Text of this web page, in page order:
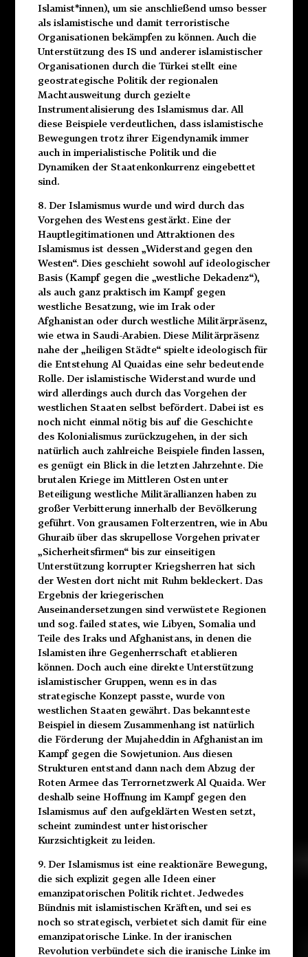
Islamist*innen), um sie anschließend umso besser
als islamistische und damit terroristische
Organisationen bekämpfen zu können. Auch die
Unterstützung des IS und anderer islamistischer
Organisationen durch die Türkei stellt eine
geostrategische Politik der regionalen
Machtausweitung durch gezielte
Instrumentalisierung des Islamismus dar. All
diese Beispiele verdeutlichen, dass islamistische
Bewegungen trotz ihrer Eigendynamik immer
auch in imperialistische Politik und die
Dynamiken der Staatenkonkurrenz eingebettet
sind.
8. Der Islamismus wurde und wird durch das
Vorgehen des Westens gestärkt. Eine der
Hauptlegitimationen und Attraktionen des
Islamismus ist dessen „Widerstand gegen den
Westen“. Dies geschieht sowohl auf ideologischer
Basis (Kampf gegen die „westliche Dekadenz“),
als auch ganz praktisch im Kampf gegen
westliche Besatzung, wie im Irak oder
Afghanistan oder durch westliche Militärpräsenz,
wie etwa in Saudi-Arabien. Diese Militärpräsenz
nahe der „heiligen Städte“ spielte ideologisch für
die Entstehung Al Quaidas eine sehr bedeutende
Rolle. Der islamistische Widerstand wurde und
wird allerdings auch durch das Vorgehen der
westlichen Staaten selbst befördert. Dabei ist es
noch nicht einmal nötig bis auf die Geschichte
des Kolonialismus zurückzugehen, in der sich
natürlich auch zahlreiche Beispiele finden lassen,
es genügt ein Blick in die letzten Jahrzehnte. Die
brutalen Kriege im Mittleren Osten unter
Beteiligung westliche Militärallianzen haben zu
großer Verbitterung innerhalb der Bevölkerung
geführt. Von grausamen Folterzentren, wie in Abu
Ghuraib über das skrupellose Vorgehen privater
„Sicherheitsfirmen“ bis zur einseitigen
Unterstützung korrupter Kriegsherren hat sich
der Westen dort nicht mit Ruhm bekleckert. Das
Ergebnis der kriegerischen
Auseinandersetzungen sind verwüstete Regionen
und sog. failed states, wie Libyen, Somalia und
Teile des Iraks und Afghanistans, in denen die
Islamisten ihre Gegenherrschaft etablieren
können. Doch auch eine direkte Unterstützung
islamistischer Gruppen, wenn es in das
strategische Konzept passte, wurde von
westlichen Staaten gewährt. Das bekannteste
Beispiel in diesem Zusammenhang ist natürlich
die Förderung der Mujaheddin in Afghanistan im
Kampf gegen die Sowjetunion. Aus diesen
Strukturen entstand dann nach dem Abzug der
Roten Armee das Terrornetzwerk Al Quaida. Wer
deshalb seine Hoffnung im Kampf gegen den
Islamismus auf den aufgeklärten Westen setzt,
scheint zumindest unter historischer
Kurzsichtigkeit zu leiden.
9. Der Islamismus ist eine reaktionäre Bewegung,
die sich explizit gegen alle Ideen einer
emanzipatorischen Politik richtet. Jedwedes
Bündnis mit islamistischen Kräften, und sei es
noch so strategisch, verbietet sich damit für eine
emanzipatorische Linke. In der iranischen
Revolution verbündete sich die iranische Linke im